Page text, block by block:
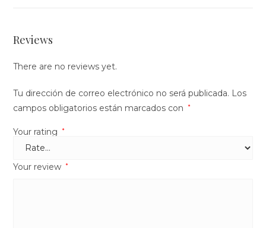
Reviews
There are no reviews yet.
Tu dirección de correo electrónico no será publicada. Los
campos obligatorios están marcados con
*
Your rating *
Your review *